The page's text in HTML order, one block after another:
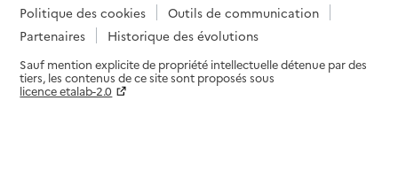
Politique des cookies
Outils de communication
Partenaires
Historique des évolutions
Sauf mention explicite de propriété intellectuelle détenue par des
tiers, les contenus de ce site sont proposés sous
licence etalab-2.0